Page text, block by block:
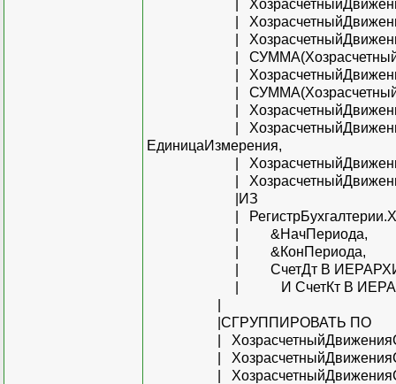
|
|
|
|
|
|
|
|
ЕдиницаИзмерения,
|
|
|ИЗ
|
| &НачПериода,
| &КонПериода,
| СчетДт В ИЕРАРХИИ
| И СчетКт В ИЕРАРХИИ
|СГРУППИРОВАТЬ ПО
|
|
|